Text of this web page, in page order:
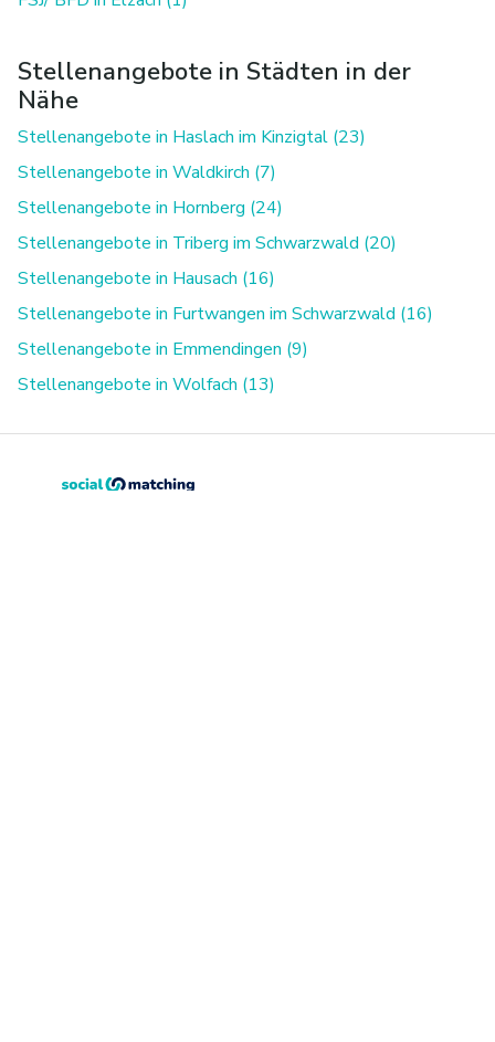
Stellenangebote in Städten in der
Nähe
Stellenangebote in Haslach im Kinzigtal (23)
Stellenangebote in Waldkirch (7)
Stellenangebote in Hornberg (24)
Stellenangebote in Triberg im Schwarzwald (20)
Stellenangebote in Hausach (16)
Stellenangebote in Furtwangen im Schwarzwald (16)
Stellenangebote in Emmendingen (9)
Stellenangebote in Wolfach (13)